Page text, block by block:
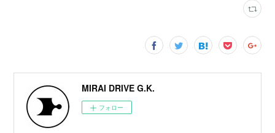
MIRAI DRIVE G.K.
フォロー